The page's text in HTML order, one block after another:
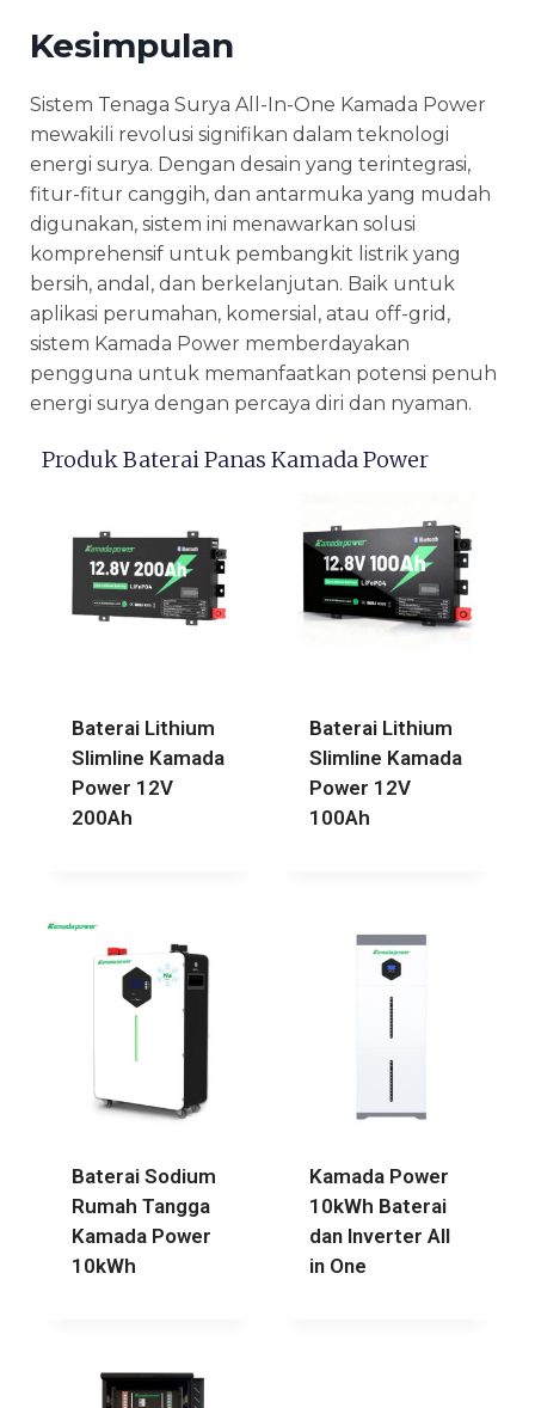
Kesimpulan
Sistem Tenaga Surya All-In-One Kamada Power
mewakili revolusi signifikan dalam teknologi
energi surya. Dengan desain yang terintegrasi,
fitur-fitur canggih, dan antarmuka yang mudah
digunakan, sistem ini menawarkan solusi
komprehensif untuk pembangkit listrik yang
bersih, andal, dan berkelanjutan. Baik untuk
aplikasi perumahan, komersial, atau off-grid,
sistem Kamada Power memberdayakan
pengguna untuk memanfaatkan potensi penuh
energi surya dengan percaya diri dan nyaman.
Produk Baterai Panas Kamada Power
Baterai Lithium
Slimline Kamada
Power 12V
200Ah
Baterai Lithium
Slimline Kamada
Power 12V
100Ah
Baterai Sodium
Rumah Tangga
Kamada Power
10kWh
Kamada Power
10kWh Baterai
dan Inverter All
in One